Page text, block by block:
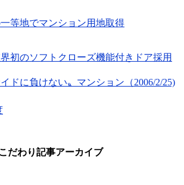
等地でマンション用地取得
初のソフトクローズ機能付きドア採用
ドに負けない〟マンション（2006/2/25)
だわり記事アーカイブ